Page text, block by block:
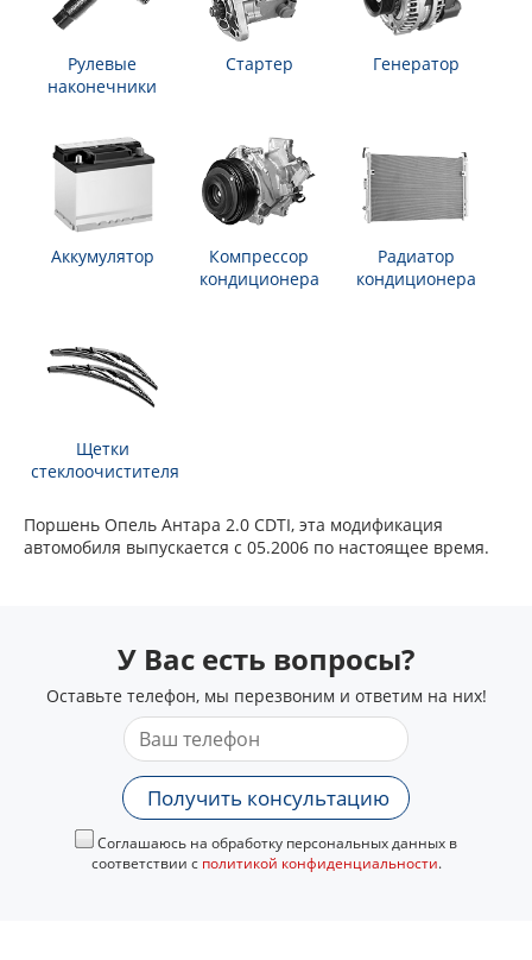
Рулевые
наконечники
Стартер Генератор
Аккумулятор
Компрессор
кондиционера
Радиатор
кондиционера
Щетки
стеклоочистителя
Поршень Опель Антара 2.0 CDTI, эта модификация
автомобиля выпускается с 05.2006 по настоящее время.
У Вас есть вопросы?
Оставьте телефон, мы перезвоним и ответим на них!
Получить консультацию
Соглашаюсь на обработку персональных данных в
соответствии с политикой конфиденциальности.